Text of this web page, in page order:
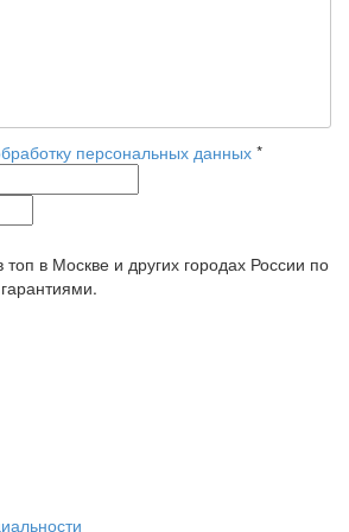
персональных данных *
в Москве и других городах России по